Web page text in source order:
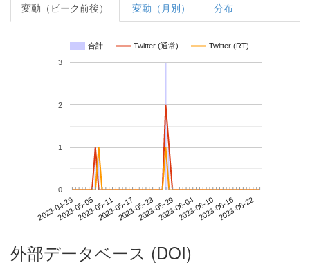
変動（ピーク前後） 変動（月別） 分布
合計 Twitter (通常) Twitter (RT)
2023-04-292023-05-052023-05-112023-05-172023-05-232023-05-292023-06-042023-06-102023-06-162023-06-22
0
1
2
3
外部データベース (DOI)